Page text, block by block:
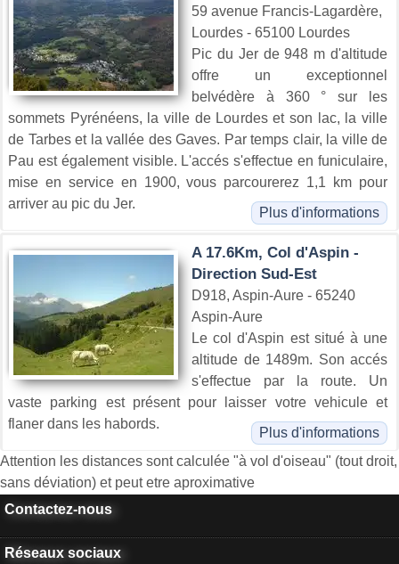
59 avenue Francis-Lagardère,
Lourdes - 65100 Lourdes
Pic du Jer de 948 m d'altitude
offre un exceptionnel
belvédère à 360 ° sur les
sommets Pyrénéens, la ville de Lourdes et son lac, la ville
de Tarbes et la vallée des Gaves. Par temps clair, la ville de
Pau est également visible. L'accés s'effectue en funiculaire,
mise en service en 1900, vous parcourerez 1,1 km pour
arriver au pic du Jer.
Plus d'informations
A 17.6Km, Col d'Aspin -
Direction Sud-Est
D918, Aspin-Aure - 65240
Aspin-Aure
Le col d'Aspin est situé à une
altitude de 1489m. Son accés
s'effectue par la route. Un
vaste parking est présent pour laisser votre vehicule et
flaner dans les habords.
Plus d'informations
Attention les distances sont calculée "à vol d'oiseau" (tout droit,
sans déviation) et peut etre aproximative
Contactez-nous
Réseaux sociaux